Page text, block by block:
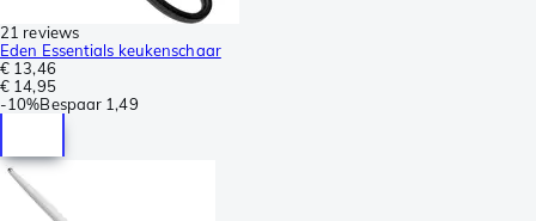
21 reviews
Eden Essentials keukenschaar
€ 13,46
€ 14,95
-10%Bespaar 1,49